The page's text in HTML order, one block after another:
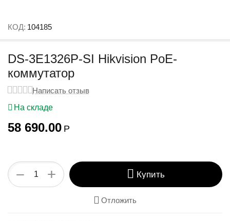
КОД: 104185
DS-3E1326P-SI Hikvision PoE-
коммутатор
Написать отзыв
На складе
58 690.00 Р
+
− Купить
Отложить